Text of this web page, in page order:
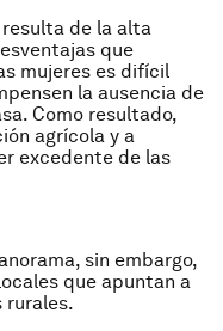
de la alta
que
mujeres es difícil
la ausencia de
Como resultado,
agrícola y a
excedente de las
sin embargo,
que apuntan a
rurales.